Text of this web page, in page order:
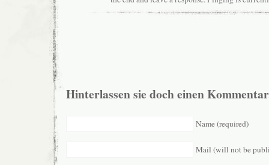
Hinterlassen sie doch einen
Name (required)
Mail (will not be